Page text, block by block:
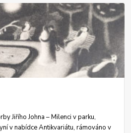
Jiřího Johna – Milenci v parku,
v nabídce Antikvariátu, rámováno v